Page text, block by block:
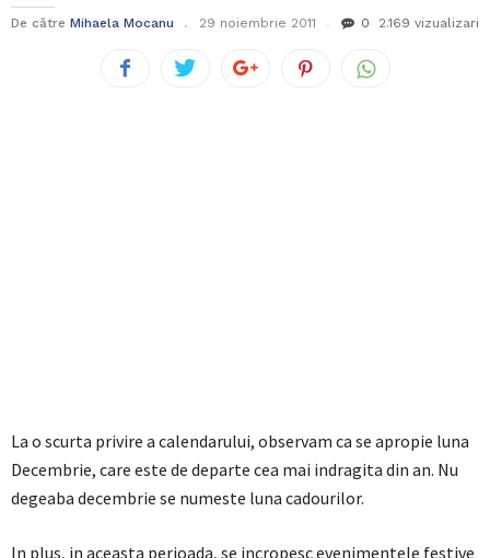
De către Mihaela Mocanu 29 noiembrie 2011 0 2.169 vizualizari
La o scurta privire a calendarului, observam ca se apropie luna
Decembrie, care este de departe cea mai indragita din an. Nu
degeaba decembrie se numeste luna cadourilor.
In plus, in aceasta perioada, se incropesc evenimentele festive